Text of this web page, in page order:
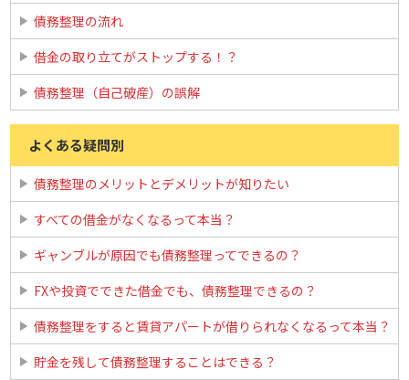
債務整理の流れ
借金の取り立てがストップする！？
債務整理（自己破産）の誤解
よくある疑問別
債務整理のメリットとデメリットが知りたい
すべての借金がなくなるって本当？
ギャンブルが原因でも債務整理ってできるの？
FXや投資でできた借金でも、債務整理できるの？
債務整理をすると賃貸アパートが借りられなくなるって本当？
貯金を残して債務整理することはできる？